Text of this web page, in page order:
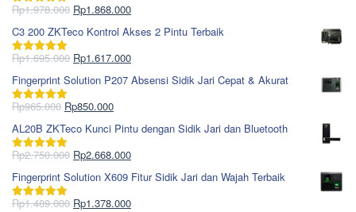
Dinilai5.00
Rp1.978.000 Harga
aslinya
adalah:
Rp1.978.000.
Rp1.868.000Harga
saat
ini
adalah:
C3 200 ZKTeco Kontrol Akses 2 Pintu Terbaik
Dinilai5.00
Rp1.695.000 Harga
aslinya
adalah:
Rp1.695.000.
Rp1.617.000Harga
saat
ini
Fingerprint Solution P207 Absensi Sidik Jari Cepat & Akurat
Dinilai5.00
Rp965.000 Harga
aslinya
adalah:
Rp965.000.
Rp850.000Harga
saat
ini
adalah:
AL20B ZKTeco Kunci Pintu dengan Sidik Jari dan Bluetooth
Dinilai5.00
Rp2.750.000 Harga
aslinya
adalah:
Rp2.750.000.
Rp2.668.000Harga
saat
ini
adalah:
Fingerprint Solution X609 Fitur Sidik Jari dan Wajah Terbaik
Dinilai5.00
Rp1.489.000 Harga
Rp1.378.000Harga